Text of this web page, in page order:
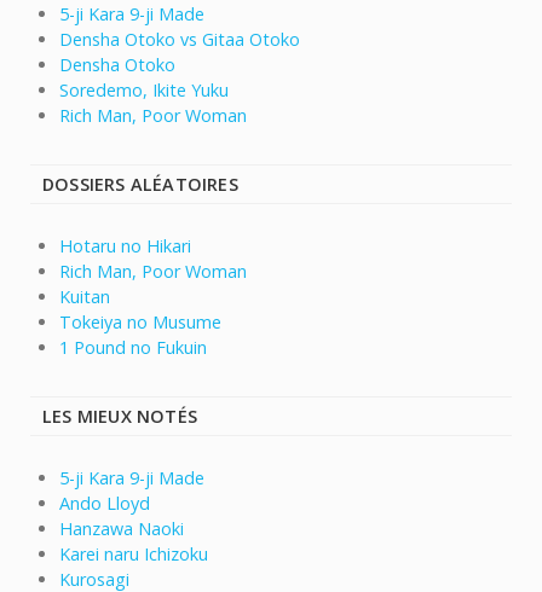
5-ji Kara 9-ji Made
Densha Otoko vs Gitaa Otoko
Densha Otoko
Soredemo, Ikite Yuku
Rich Man, Poor Woman
DOSSIERS ALÉATOIRES
Hotaru no Hikari
Rich Man, Poor Woman
Kuitan
Tokeiya no Musume
1 Pound no Fukuin
LES MIEUX NOTÉS
5-ji Kara 9-ji Made
Ando Lloyd
Hanzawa Naoki
Karei naru Ichizoku
Kurosagi